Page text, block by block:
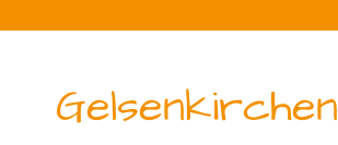
Gelsenkirchen